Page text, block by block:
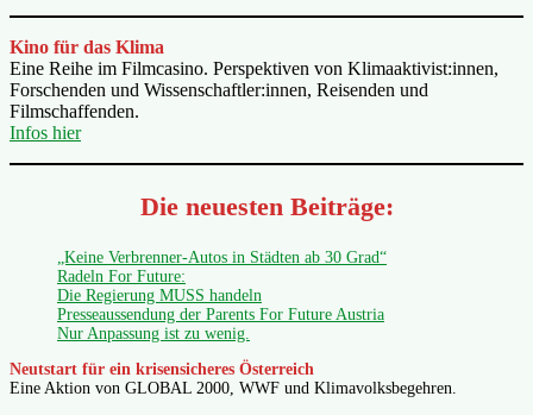
Kino für das Klima
Eine Reihe im Filmcasino. Perspektiven von Klimaaktivist:innen,
Forschenden und Wissenschaftler:innen, Reisenden und
Filmschaffenden.
Infos hier
Die neuesten Beiträge:
„Keine Verbrenner-Autos in Städten ab 30 Grad“
Radeln For Future:
Die Regierung MUSS handeln
Presseaussendung der Parents For Future Austria
Nur Anpassung ist zu wenig.
Neutstart für ein krisensicheres Österreich
Eine Aktion von GLOBAL 2000, WWF und Klimavolksbegehren.